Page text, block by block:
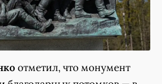
отметил, что монумент